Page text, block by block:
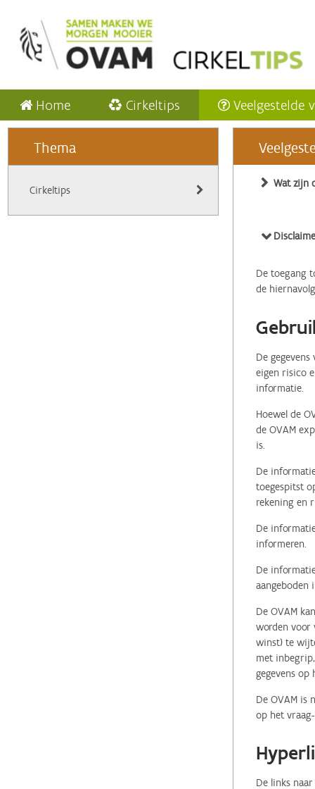
Home Cirkeltips Veelgestelde
Thema
Cirkeltips
Wat zijn
De toegang
de
De
eigen risico
informatie.
Hoewel de
de OVAM
is.
De
toegespitst
rekening en
De
informeren.
De
aangeboden
De OVAM
worden voor
winst) te
met
gegevens
De OVAM is
op het
De links